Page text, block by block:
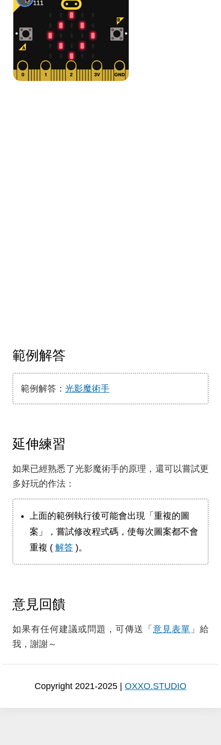
範例解答
範例解答： 光影魔術手
延伸練習
如果已經熟悉了光影魔術手的原理，還可以嘗試更
多好玩的作法：
上面的範例執行後可能會出現「重複的圖
案」，嘗試修改程式碼，使每次圖案都不會
重複 ( 解答 )。
意見回饋
如果有任何建議或問題，可傳送「 意見表單 」給
我，謝謝～
Copyright 2021-2025 | OXXO.STUDIO